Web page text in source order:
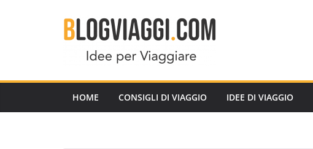
HOME CONSIGLI DI VIAGGIO IDEE DI VIAGGIO